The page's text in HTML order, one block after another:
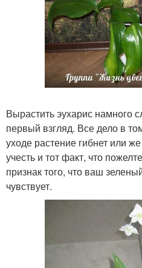
Вырастить эухарис намного
первый взгляд. Все дело в
уходе растение гибнет или
учесть и тот факт, что
признак того, что ваш
чувствует.